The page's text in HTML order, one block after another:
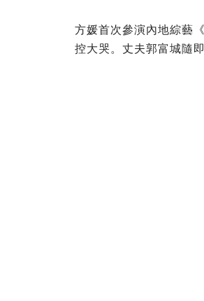
方媛首次參演內地綜藝
控大哭。丈夫郭富城隨